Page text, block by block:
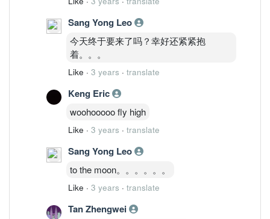
Sang Yong Leo
今天终于要来了吗？幸好还紧紧抱
着。。。
Like · 3 years · translate
Keng Eric
woohooooo fly high
Like · 3 years · translate
Sang Yong Leo
to the moon。。。。。。
Like · 3 years · translate
Tan Zhengwei